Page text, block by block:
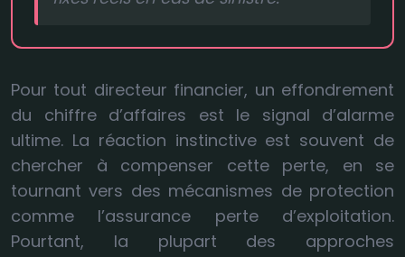
Pour tout directeur financier, un effondrement
du chiffre d’affaires est le signal d’alarme
ultime. La réaction instinctive est souvent de
chercher à compenser cette perte, en se
tournant vers des mécanismes de protection
comme l’assurance perte d’exploitation.
Pourtant, la plupart des approches